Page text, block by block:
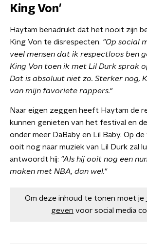
King Von'
Haytam benadrukt dat het nooit zijn
King Von te disrespecten. "Op social
veel mensen dat ik respectloos ben
King Von toen ik met Lil Durk sprak
Dat is absoluut niet zo. Sterker nog,
van mijn favoriete rappers."
Naar eigen zeggen heeft Haytam de
kunnen genieten van het festival en
onder meer DaBaby en Lil Baby. Op
ooit nog naar muziek van Lil Durk zal
antwoordt hij: "Als hij ooit nog een
maken met NBA, dan wel."
Om deze inhoud te tonen moet je
geven voor social media